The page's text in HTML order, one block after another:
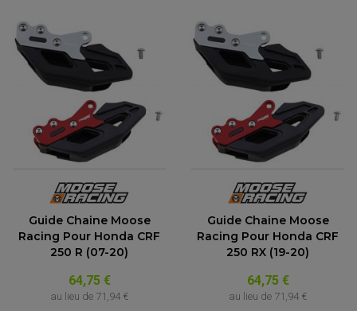
ACCESSOIRES MOTO
COMMANDE RECULE
CLIGNOTANT ADAPTABLE, UNIVERSEL
EMBOUT DE GUIDON
FEU ARRIÈRE MOTO
GUIDON
NOS MARQUES
ACCESSOIRE QUAD ARTIC CAT
ACCESSOIRE QUAD CAN-AM
ACCESSOIRES MOTO CROSS ET ENDURO
ACCESSOIRES ANODISES
ACCESSOIRES PADDOCK
Guide Chaine Moose
Racing Pour Honda CRF
250 R (07-20)
64,75 €
au lieu de 71,94 €
Guide Chaine Moose
Racing Pour Honda CRF
250 RX (19-20)
64,75 €
au lieu de 71,94 €